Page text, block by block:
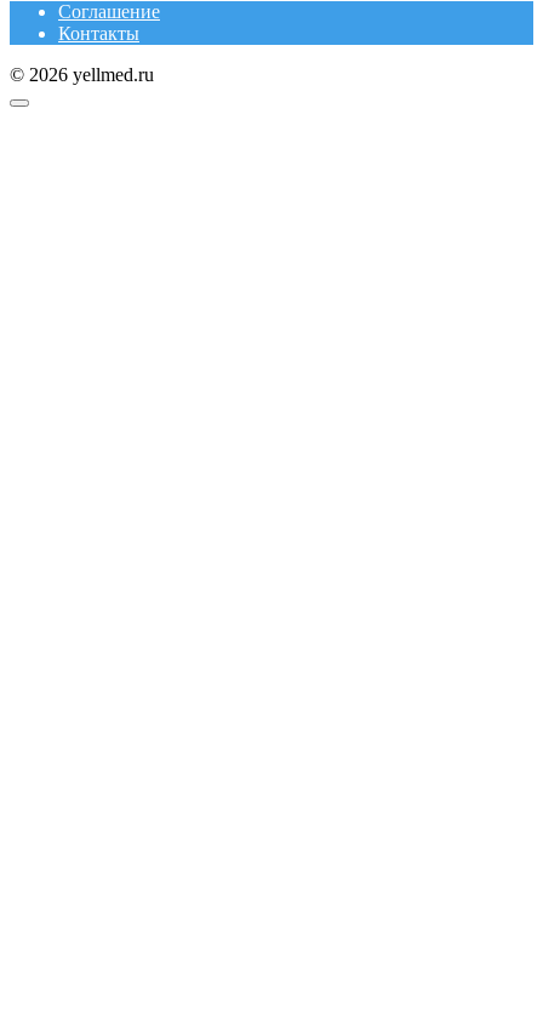
Соглашение
Контакты
© 2026 yellmed.ru